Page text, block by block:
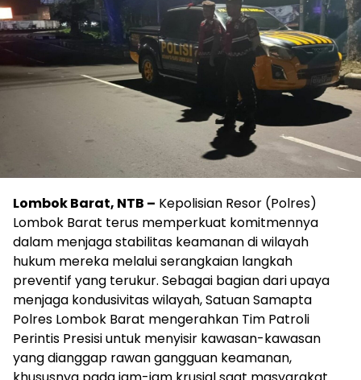
Lombok Barat, NTB – Kepolisian Resor (Polres)
Lombok Barat terus memperkuat komitmennya
dalam menjaga stabilitas keamanan di wilayah
hukum mereka melalui serangkaian langkah
preventif yang terukur. Sebagai bagian dari upaya
menjaga kondusivitas wilayah, Satuan Samapta
Polres Lombok Barat mengerahkan Tim Patroli
Perintis Presisi untuk menyisir kawasan-kawasan
yang dianggap rawan gangguan keamanan,